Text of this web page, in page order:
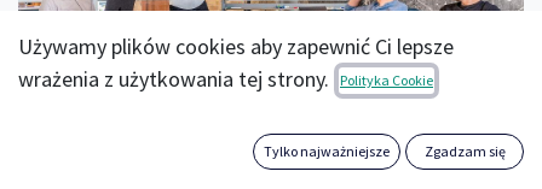
Używamy plików cookies aby zapewnić Ci lepsze
wrażenia z użytkowania tej strony.
Polityka Cookie
Tylko najważniejsze Zgadzam się